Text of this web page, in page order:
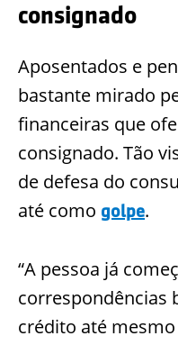
consignado
Aposentados e
bastante mirado
financeiras que
consignado. Tão
de defesa do
até como golpe.
“A pessoa já
correspondências
crédito até